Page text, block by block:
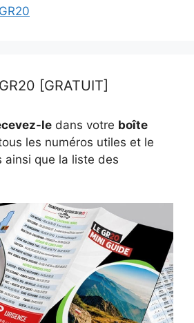
[GRATUIT]
le dans votre boîte
les numéros utiles et le
ainsi que la liste des